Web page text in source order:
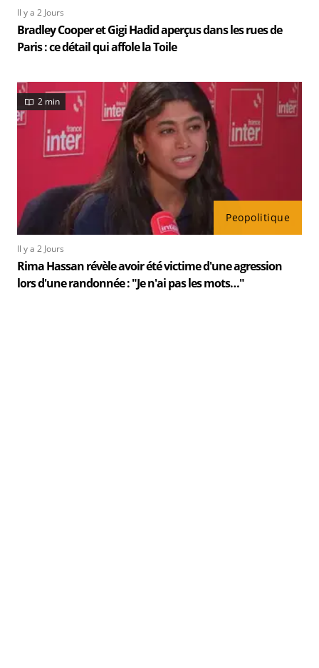
Il y a 2 Jours
Bradley Cooper et Gigi Hadid aperçus dans les rues de
Paris : ce détail qui affole la Toile
Peopolitique
2 min
Il y a 2 Jours
Rima Hassan révèle avoir été victime d'une agression
lors d'une randonnée : "Je n'ai pas les mots…"